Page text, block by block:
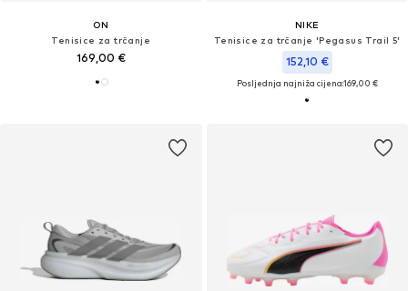
ON
Tenisice za trčanje
169,00 €
NIKE
Tenisice za trčanje 'Pegasus Trail 5'
152,10 €
Posljednja najniža cijena:169,00 €